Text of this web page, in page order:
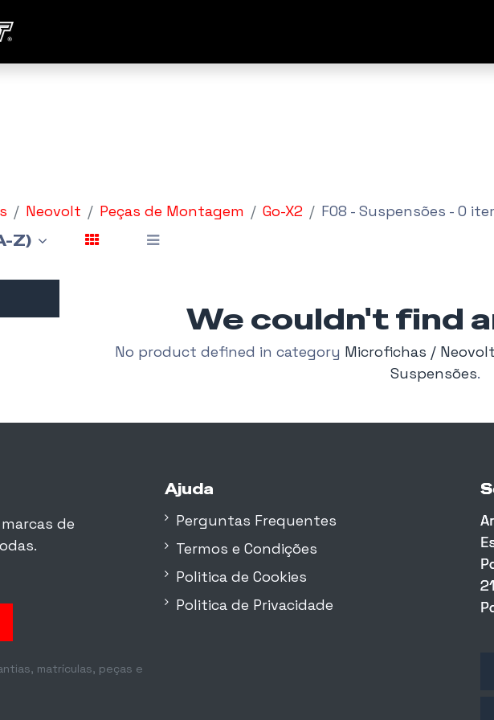
Neovolt Peças de Montagem Go-X2 F08 - Suspensões - 0
Z)
We couldn't find
No product defined in category Microfichas /
Suspensões.
de
matrículas, peças e
Ajuda
Perguntas Frequentes
Termos e Condições
Politica de Cookies
Politica de Privacidade